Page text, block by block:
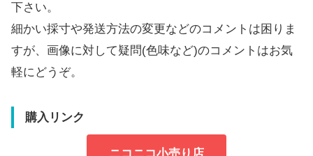
下さい。
細かい採寸や発送方法の変更などのコメントは困りま
すが、画像に対して疑問(色味など)のコメントはお気
軽にどうぞ。
購入リンク